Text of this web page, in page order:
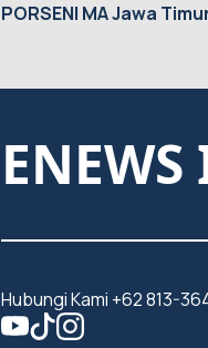
PORSENI MA Jawa
Hubungi Kami +62 813-